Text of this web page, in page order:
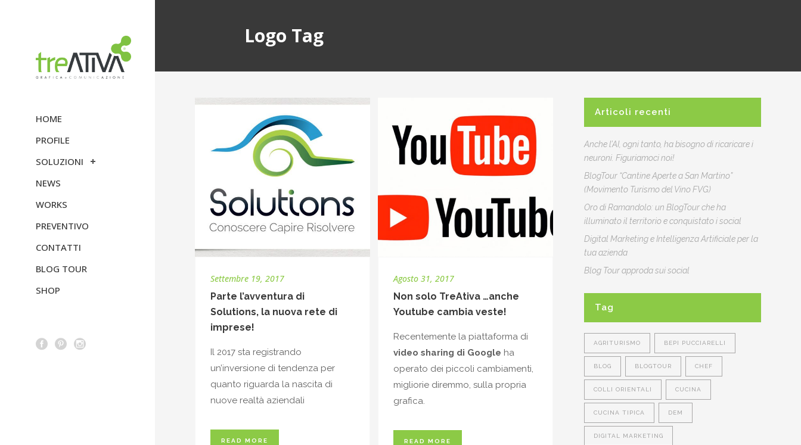
HOME
PROFILE
SOLUZIONI
NEWS
WORKS
PREVENTIVO
CONTATTI
BLOG TOUR
SHOP
Logo Tag
Settembre 19, 2017
Parte l’avventura di
Solutions, la nuova rete di
imprese!
Il 2017 sta registrando
un’inversione di tendenza per
quanto riguarda la nascita di
nuove realtà aziendali
READ MORE
Agosto 31, 2017
Non solo TreAtiva …anche
Youtube cambia veste!
Recentemente la piattaforma di
video sharing di Google ha
operato dei piccoli cambiamenti,
migliorie diremmo, sulla propria
grafica.
READ MORE
Articoli recenti
Anche l’AI, ogni tanto, ha bisogno di ricaricare i
neuroni. Figuriamoci noi!
BlogTour “Cantine Aperte a San Martino”
(Movimento Turismo del Vino FVG)
Oro di Ramandolo: un BlogTour che ha
illuminato il territorio e conquistato i social
Digital Marketing e Intelligenza Artificiale per la
tua azienda
Blog Tour approda sui social
Tag
AGRITURISMO BEPI PUCCIARELLI
BLOG BLOGTOUR CHEF
COLLI ORIENTALI CUCINA
CUCINA TIPICA DEM
DIGITAL MARKETING